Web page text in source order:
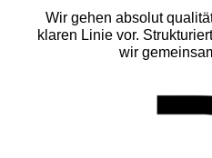
Wir gehen absolut
klaren Linie vor.
wir